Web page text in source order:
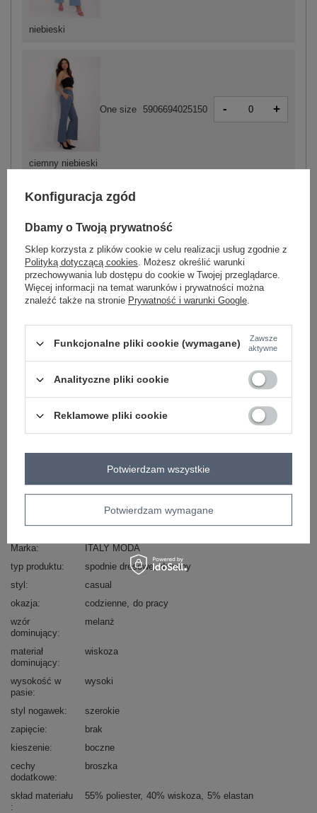
niebieski
ciemny niebieski
One size 5906694025150 - +
różowy
+
ZALOGUJ SIĘ I ZOBACZ CENĘ
Masz pytanie? Chętnie pomożemy.
skład materiału : 55% poliester, 40% wiskoza, 5%
elastan
Kod produktu
DHJ-SP-20518.12
Marka
ITALY MODA
typ produktu
spodnie dresowe dzwony
styl
casual
okazja
codzienne do pracy
wzór
dominujący
melanż
materiał
dominujący
wiskoza
wysokość w
pasie
wysoki
styl nogawek
szerokie
zapięcie
brak
kieszenie
boczne
cechy
dodatkowe
broszka
skład materiału 55% poliester 40% wiskoza 5% elastan
Konfiguracja zgód
Dbamy o Twoją prywatność
Sklep korzysta z plików cookie w celu realizacji usług zgodnie z
Polityką dotyczącą cookies. Możesz określić warunki
przechowywania lub dostępu do cookie w Twojej przeglądarce.
Więcej informacji na temat warunków i prywatności można
znaleźć także na stronie Prywatność i warunki Google.
Funkcjonalne pliki cookie (wymagane)
Zawsze
aktywne
Analityczne pliki cookie
Reklamowe pliki cookie
Potwierdzam wymagane
Potwierdzam wszystkie